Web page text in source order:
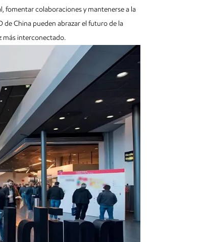
fomentar colaboraciones y mantenerse a la
de China pueden abrazar el futuro de la
más interconectado.